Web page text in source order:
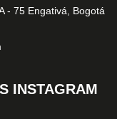
- 75 Engativá, Bogotá
INSTAGRAM